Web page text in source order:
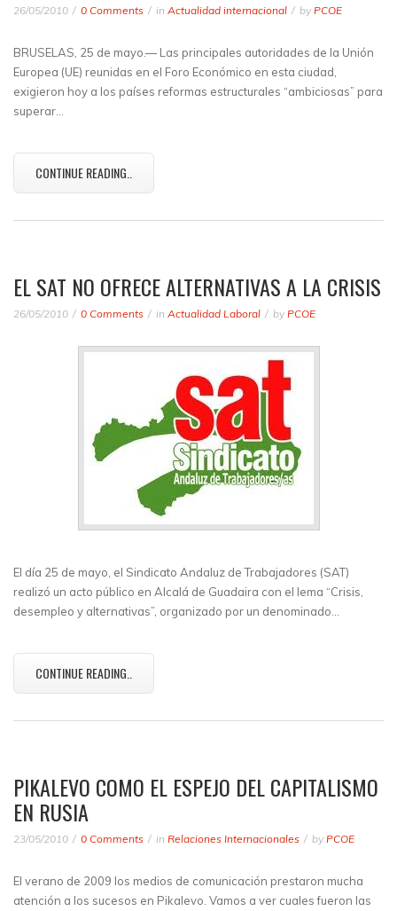
26/05/2010 0 Comments in Actualidad internacional by PCOE
BRUSELAS, 25 de mayo.— Las principales autoridades de la Unión
Europea (UE) reunidas en el Foro Económico en esta ciudad,
exigieron hoy a los países reformas estructurales “ambiciosas” para
superar…
CONTINUE READING..
EL SAT NO OFRECE ALTERNATIVAS A LA CRISIS
26/05/2010 0 Comments in Actualidad Laboral by PCOE
El día 25 de mayo, el Sindicato Andaluz de Trabajadores (SAT)
realizó un acto público en Alcalá de Guadaira con el lema “Crisis,
desempleo y alternativas”, organizado por un denominado…
CONTINUE READING..
PIKALEVO COMO EL ESPEJO DEL CAPITALISMO
EN RUSIA
23/05/2010 0 Comments in Relaciones Internacionales by PCOE
El verano de 2009 los medios de comunicación prestaron mucha
atención a los sucesos en Pikalevo. Vamos a ver cuales fueron las